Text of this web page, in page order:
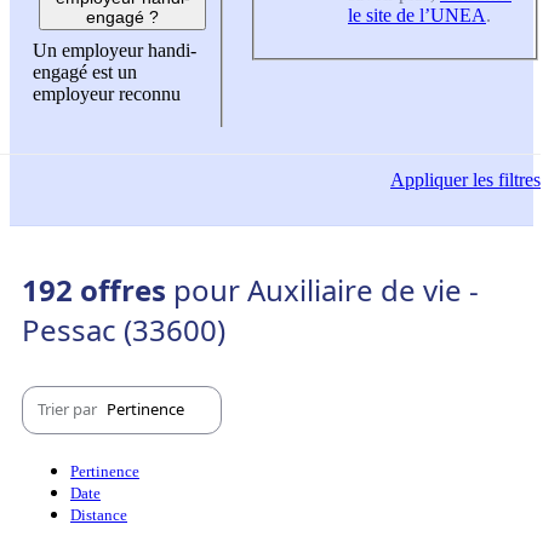
engagé ?
Un employeur handi-
engagé est un
employeur reconnu
le site de l’UNEA.
Appliquerles filtres
192 offres pour Auxiliaire de vie -
Pessac (33600)
Trier par Pertinence
Pertinence
Date
Distance